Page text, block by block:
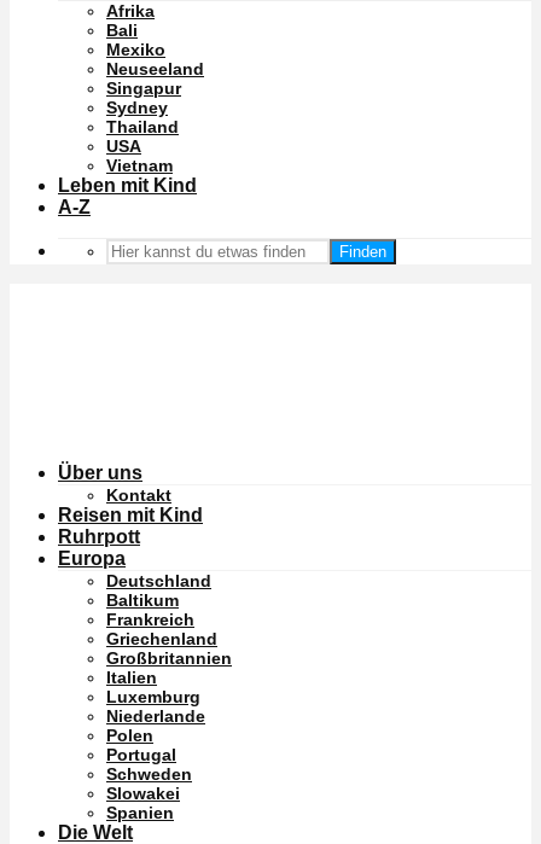
Afrika
Bali
Mexiko
Neuseeland
Singapur
Sydney
Thailand
USA
Vietnam
Leben mit Kind
A-Z
Finden
Über uns
Kontakt
Reisen mit Kind
Ruhrpott
Europa
Deutschland
Baltikum
Frankreich
Griechenland
Großbritannien
Italien
Luxemburg
Niederlande
Polen
Portugal
Schweden
Slowakei
Spanien
Die Welt